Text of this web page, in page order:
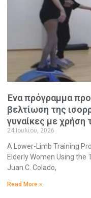
Ένα πρόγραμμα
βελτίωση της
γυναίκες με χρήση
24 Ιουλίου, 2026
A Lower-Limb Training
Elderly Women Using the
Juan C. Colado,
Read More »